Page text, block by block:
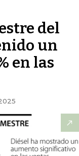
del
un
en las